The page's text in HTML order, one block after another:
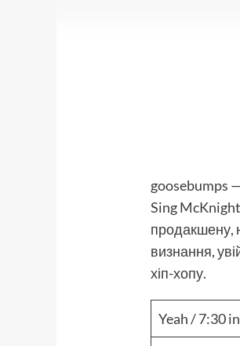
goosebumps
Sing
продакшену,
визнання,
хіп-хопу.
Yeah / 7:30